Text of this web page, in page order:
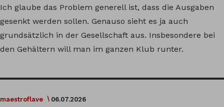
Ich glaube das Problem generell ist, dass die Ausgaben
gesenkt werden sollen. Genauso sieht es ja auch
grundsätzlich in der Gesellschaft aus. Insbesondere bei
den Gehältern will man im ganzen Klub runter.
maestroflave 06.07.2026